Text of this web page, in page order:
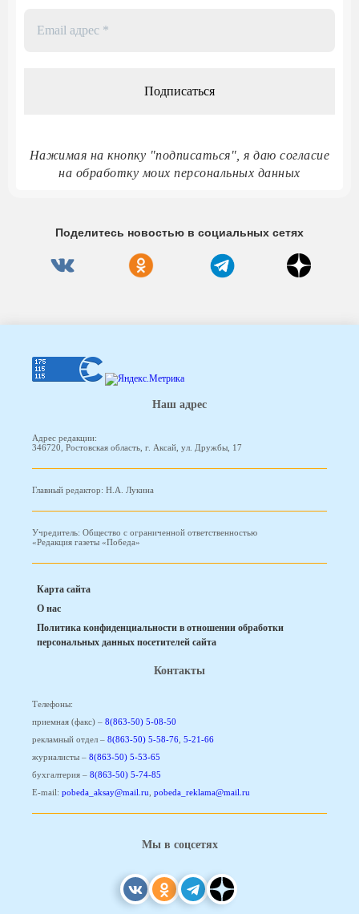
Нажимая на кнопку "подписаться", я даю согласие
на обработку моих персональных данных
Поделитесь новостью в социальных сетях
Наш адрес
Адрес редакции:
346720, Ростовская область, г. Аксай, ул. Дружбы, 17
Главный редактор: Н.А. Лукина
Учредитель: Общество с ограниченной ответственностью
«Редакция газеты «Победа»
Карта сайта
О нас
Политика конфиденциальности в отношении обработки
персональных данных посетителей сайта
Контакты
Телефоны:
приемная (факс) – 8(863-50) 5-08-50
рекламный отдел – 8(863-50) 5-58-76, 5-21-66
журналисты – 8(863-50) 5-53-65
бухгалтерия – 8(863-50) 5-74-85
E-mail: pobeda_aksay@mail.ru, pobeda_reklama@mail.ru
Мы в соцсетях